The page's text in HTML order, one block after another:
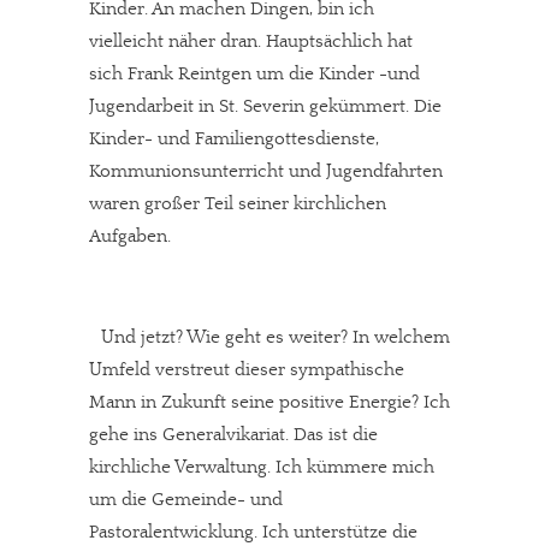
Kinder. An machen Dingen, bin ich
vielleicht näher dran. Hauptsächlich hat
sich Frank Reintgen um die Kinder -und
Jugendarbeit in St. Severin gekümmert. Die
Kinder- und Familiengottesdienste,
Kommunionsunterricht und Jugendfahrten
waren großer Teil seiner kirchlichen
Aufgaben.
Und jetzt? Wie geht es weiter? In welchem
Umfeld verstreut dieser sympathische
Mann in Zukunft seine positive Energie? Ich
gehe ins Generalvikariat. Das ist die
kirchliche Verwaltung. Ich kümmere mich
um die Gemeinde- und
Pastoralentwicklung. Ich unterstütze die